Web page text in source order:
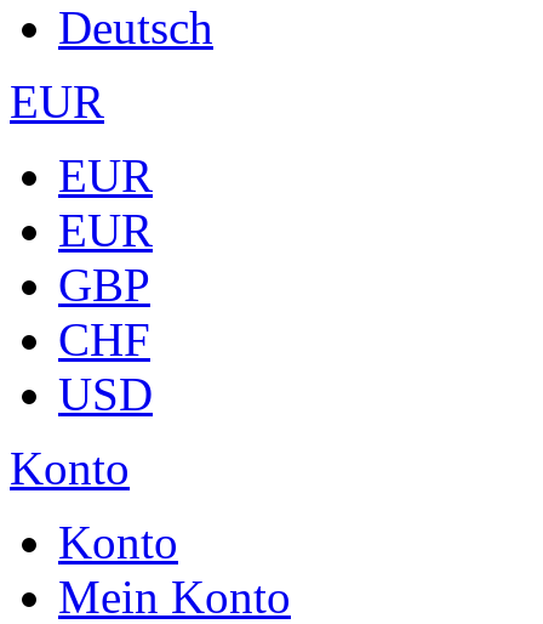
Deutsch
EUR
EUR
EUR
GBP
CHF
USD
Konto
Konto
Mein Konto